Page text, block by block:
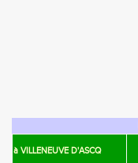
à VILLENEUVE D'ASCQ